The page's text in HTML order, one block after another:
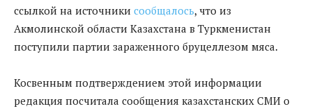
ссылкой на источники сообщалось, что из
Акмолинской области Казахстана в Туркменистан
поступили партии зараженного бруцеллезом мяса.
Косвенным подтверждением этой информации
редакция посчитала сообщения казахстанских СМИ о